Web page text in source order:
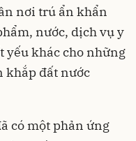
nơi trú ẩn khẩn
nước, dịch vụ y
yếu khác cho những
khắp đất nước
có một phản ứng